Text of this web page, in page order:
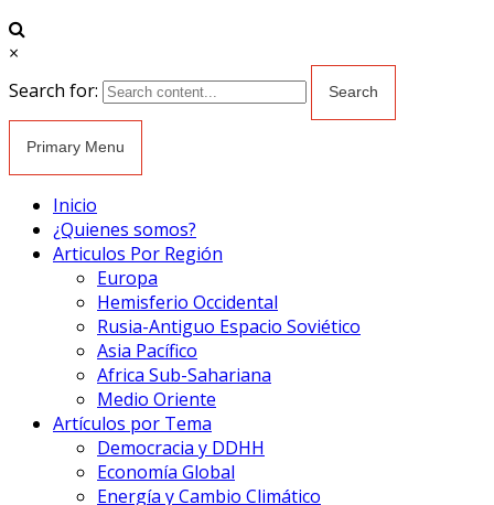
×
Search for:
Primary Menu
Inicio
¿Quienes somos?
Articulos Por Región
Europa
Hemisferio Occidental
Rusia-Antiguo Espacio Soviético
Asia Pacífico
Africa Sub-Sahariana
Medio Oriente
Artículos por Tema
Democracia y DDHH
Economía Global
Energía y Cambio Climático